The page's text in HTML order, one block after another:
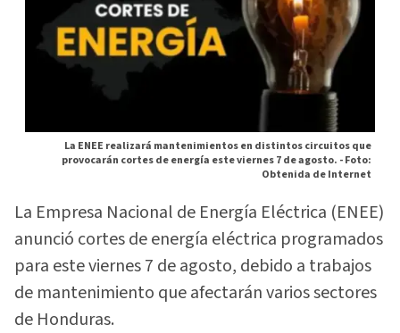
La ENEE realizará mantenimientos en distintos circuitos que
provocarán cortes de energía este viernes 7 de agosto. -Foto:
Obtenida de Internet
La Empresa Nacional de Energía Eléctrica (ENEE)
anunció cortes de energía eléctrica programados
para este viernes 7 de agosto, debido a trabajos
de mantenimiento que afectarán varios sectores
de Honduras.